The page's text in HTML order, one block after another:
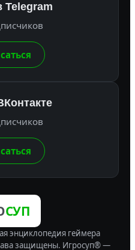
Telegram
СУП
энциклопедия геймера
защищены. Игросуп® —